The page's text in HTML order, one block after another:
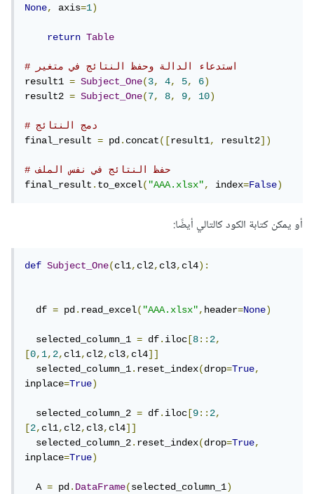
None, axis=1)
return Table
# استدعاء الدالة وحفظ النتائج في متغير
result1 = Subject_One(3, 4, 5, 6)
result2 = Subject_One(7, 8, 9, 10)
# دمج النتائج
final_result = pd.concat([result1, result2])
# حفظ النتائج في نفس الملف
final_result.to_excel("AAA.xlsx", index=False)
أو يمكن كتابة الكود كالتالي أيضًا:
def Subject_One(cl1,cl2,cl3,cl4):
df = pd.read_excel("AAA.xlsx",header=None)
selected_column_1 = df.iloc [8::2,
[0,1,2,cl1,cl2,cl3,cl4]]
selected_column_1.reset_index(drop=True,
inplace=True)
selected_column_2 = df.iloc [9::2,
[2,cl1,cl2,cl3,cl4]]
selected_column_2.reset_index(drop=True,
inplace=True)
A = pd.DataFrame(selected_column_1)